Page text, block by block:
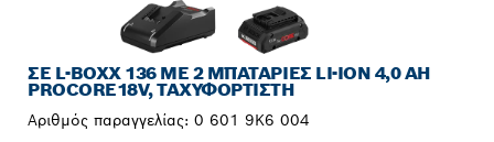
ΣΕ L-BOXX 136 ΜΕ 2 ΜΠΑΤΑΡΊΕΣ LI-ION 4,0 AH
PROCORE18V, ΤΑΧΥΦΟΡΤΙΣΤΉ
Αριθμός παραγγελίας: 0 601 9K6 004